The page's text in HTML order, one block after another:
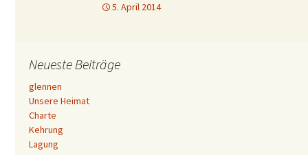
5. April 2014
Neueste Beiträge
glennen
Unsere Heimat
Charte
Kehrung
Lagung